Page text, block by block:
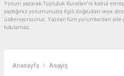
Yorum yazarak Topluluk Kuralları’nı kabul
yaptığınız yorumunuzla ilgili doğrudan veya
üstleniyorsunuz. Yazılan tüm yorumlardan
tutulamaz.
Anasayfa Asayiş